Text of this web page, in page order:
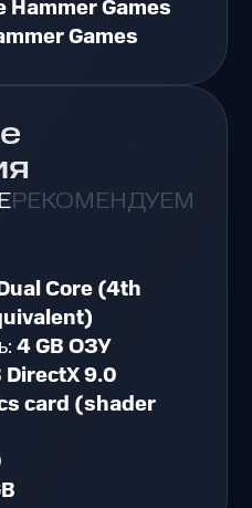
Hammer Games
Games
РЕКОМЕНДУЕМЫЕ
Core (4th
4 GB ОЗУ
DirectX 9.0
card (shader